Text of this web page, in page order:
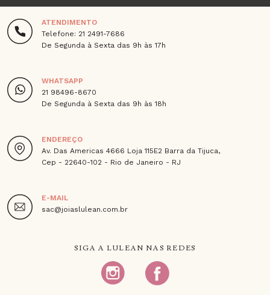
ATENDIMENTO
Telefone: 21 2491-7686
De Segunda à Sexta das 9h às 17h
WHATSAPP
21 98496-8670
De Segunda à Sexta das 9h às 18h
ENDEREÇO
Av. Das Americas 4666 Loja 115E2 Barra da Tijuca,
Cep - 22640-102 - Rio de Janeiro - RJ
E-MAIL
sac@joiaslulean.com.br
SIGA A LULEAN NAS REDES